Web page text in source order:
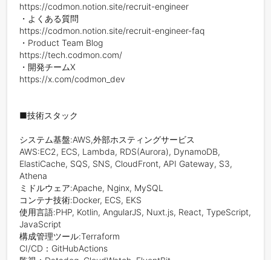
https://codmon.notion.site/recruit-engineer
・よくある質問
https://codmon.notion.site/recruit-engineer-faq
・Product Team Blog
https://tech.codmon.com/
・開発チームX
https://x.com/codmon_dev
■技術スタック
システム基盤:AWS,外部ホスティングサービス
AWS:EC2, ECS, Lambda, RDS(Aurora), DynamoDB,
ElastiCache, SQS, SNS, CloudFront, API Gateway, S3,
Athena
ミドルウェア:Apache, Nginx, MySQL
コンテナ技術:Docker, ECS, EKS
使用言語:PHP, Kotlin, AngularJS, Nuxt.js, React, TypeScript,
JavaScript
構成管理ツール:Terraform
CI/CD：GitHubActions